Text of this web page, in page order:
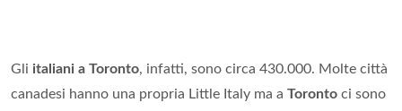
Gli italiani a Toronto, infatti, sono circa 430.000. Molte città
canadesi hanno una propria Little Italy ma a Toronto ci sono